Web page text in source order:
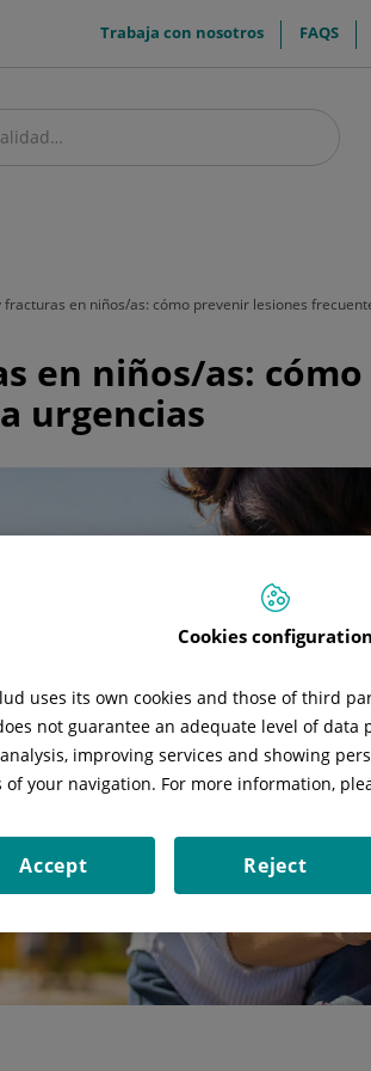
menuTop
Trabaja con nosotros FAQS
fracturas en niños/as: cómo prevenir lesiones
en niños/as:
urgencias
Cookies configuration
uses its own cookies and those of third
not guarantee an adequate level of
improving services and showing
of your navigation. For more information,
Reject
Accept